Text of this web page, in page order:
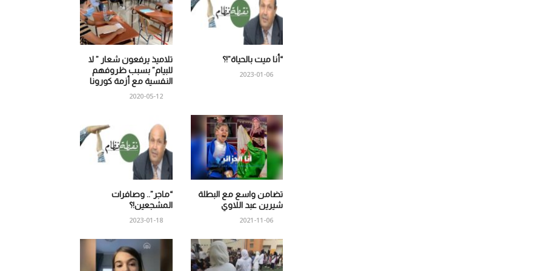
تلاميذ يرفعون شعار ” لا
للبيام” بسبب ظروفهم
النفسية مع أزمة كورونا
2020-05-12
“أنا ميت بالحياة”!؟
2023-01-06
“ماجر”.. وصافرات
المشجعين!؟
2023-01-18
تضامن واسع مع البطلة
شيرين عبد اللاوي
2021-11-06